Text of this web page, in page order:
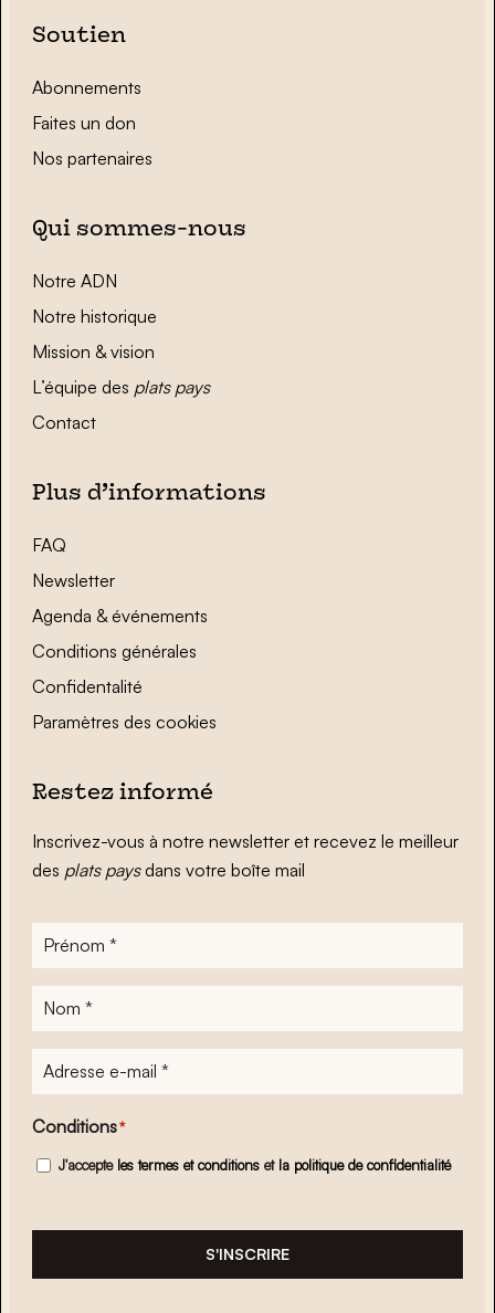
Soutien
Abonnements
Faites un don
Nos partenaires
Qui sommes-nous
Notre ADN
Notre historique
Mission & vision
L’équipe des plats pays
Contact
Plus d’informations
FAQ
Newsletter
Agenda & événements
Conditions générales
Confidentalité
Paramètres des cookies
Restez informé
Inscrivez-vous à notre newsletter et recevez le meilleur
des plats paysdans votre boîte mail
Prénom
Nom
Adresse
e-
mail*
Conditions*
J'accepte les termes et conditions et la politique de confidentialité
S'INSCRIRE